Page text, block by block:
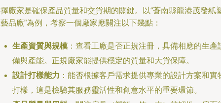
廠家是確保產品質量和交貨期的關鍵。以“蒼南縣龍港茂發紙
品廠”為例，考察一個廠家應關注以下幾點：
生產資質與規模 ：查看工廠是否正規注冊，具備相應的生產
備與產能。正規廠家能提供穩定的質量和大貨保障。
設計打樣能力 ：能否根據客戶需求提供專業的設計方案和實
打樣，這是檢驗其服務靈活性和創意水平的重要環節。